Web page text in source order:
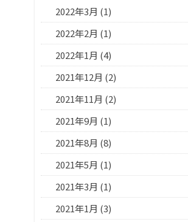
2022年3月 (1)
2022年2月 (1)
2022年1月 (4)
2021年12月 (2)
2021年11月 (2)
2021年9月 (1)
2021年8月 (8)
2021年5月 (1)
2021年3月 (1)
2021年1月 (3)